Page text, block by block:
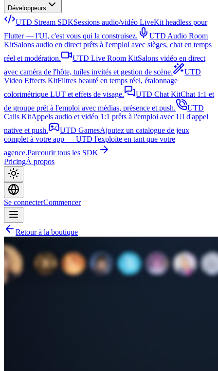
Développeurs
UTD Stream SDKSessions audio/vidéo LiveKit headless pour
Flutter — l'UI, c'est vous qui la construisez.
UTD Audio Room
KitSalons audio en direct prêts à l'emploi avec sièges, chat en temps
réel et modération.
UTD Live Room KitSalons vidéo en direct
avec caméra de l'hôte, tuiles invités et gestion de scène.
UTD
Video Effects KitFiltres beauté en temps réel, étalonnage
colorimétrique LUT et effets de visage.
UTD Chat KitChat 1:1 et
de groupe prêt à l'emploi avec médias, présence et push.
UTD
Calls KitAppels audio et vidéo 1:1 prêts à l'emploi avec UI d'appel
native et push.
UTD GamesAjoutez un catalogue de jeux
complet à votre app — UTD l'exploite en tant que votre
agence.Parcourir tous les SDK
PricingÀ propos
Se connecterCommencer
Retour à la boutique